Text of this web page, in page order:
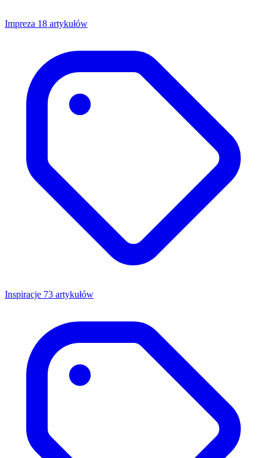
Impreza 18 artykułów
Inspiracje 73 artykułów